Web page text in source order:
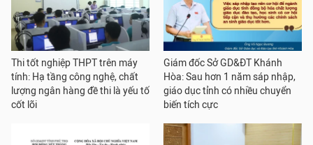
Thi tốt nghiệp THPT trên máy
tính: Hạ tầng công nghệ, chất
lượng ngân hàng đề thi là yếu tố
cốt lõi
Giám đốc Sở GD&ĐT Khánh
Hòa: Sau hơn 1 năm sáp nhập,
giáo dục tỉnh có nhiều chuyển
biến tích cực